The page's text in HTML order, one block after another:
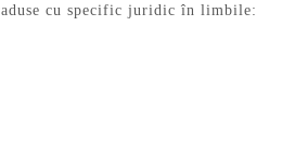
cu specific juridic în limbile: